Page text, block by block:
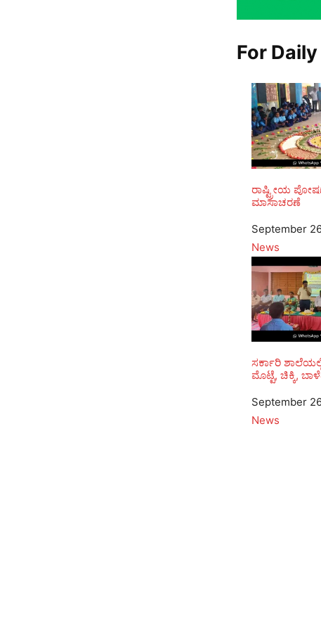
For
ರಾಷ್ಟ್ರೀಯ
ಮಾಸಾಚರಣೆ
Date
September
In relation to
News
ಸರ್ಕಾರಿ
ಮೊಟ್ಟೆ, ಚಿಕ್ಕಿ,
Date
September
In relation to
News